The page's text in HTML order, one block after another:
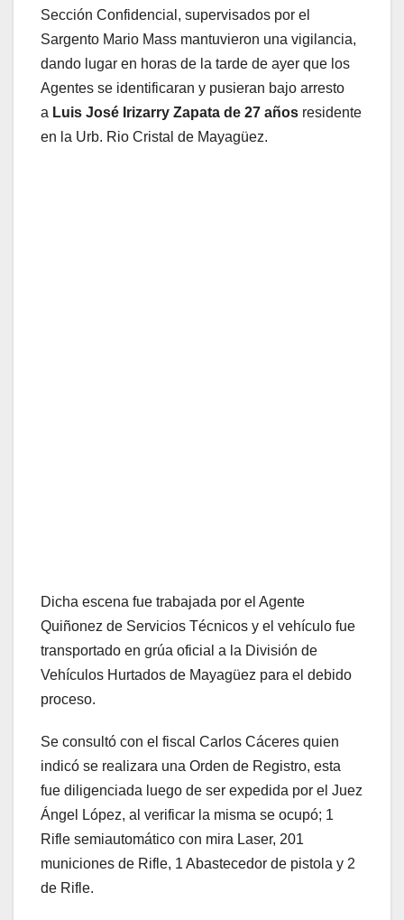
Sección Confidencial, supervisados por el
Sargento Mario Mass mantuvieron una vigilancia,
dando lugar en horas de la tarde de ayer que los
Agentes se identificaran y pusieran bajo arresto
a Luis José Irizarry Zapata de 27 años residente
en la Urb. Rio Cristal de Mayagüez.
Dicha escena fue trabajada por el Agente
Quiñonez de Servicios Técnicos y el vehículo fue
transportado en grúa oficial a la División de
Vehículos Hurtados de Mayagüez para el debido
proceso.
Se consultó con el fiscal Carlos Cáceres quien
indicó se realizara una Orden de Registro, esta
fue diligenciada luego de ser expedida por el Juez
Ángel López, al verificar la misma se ocupó; 1
Rifle semiautomático con mira Laser, 201
municiones de Rifle, 1 Abastecedor de pistola y 2
de Rifle.